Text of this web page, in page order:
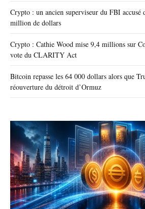
Crypto : un ancien superviseur du FBI accusé
million de dollars
Crypto : Cathie Wood mise 9,4 millions sur
vote du CLARITY Act
Bitcoin repasse les 64 000 dollars alors que
réouverture du détroit d’Ormuz